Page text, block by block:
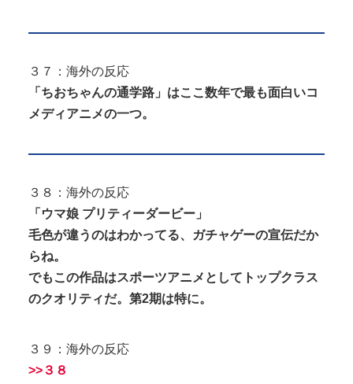
３７：海外の反応
「ちおちゃんの通学路」はここ数年で最も面白いコ
メディアニメの一つ。
３８：海外の反応
「ウマ娘 プリティーダービー」
毛色が違うのはわかってる、ガチャゲーの宣伝だか
らね。
でもこの作品はスポーツアニメとしてトップクラス
のクオリティだ。第2期は特に。
３９：海外の反応
>>３８